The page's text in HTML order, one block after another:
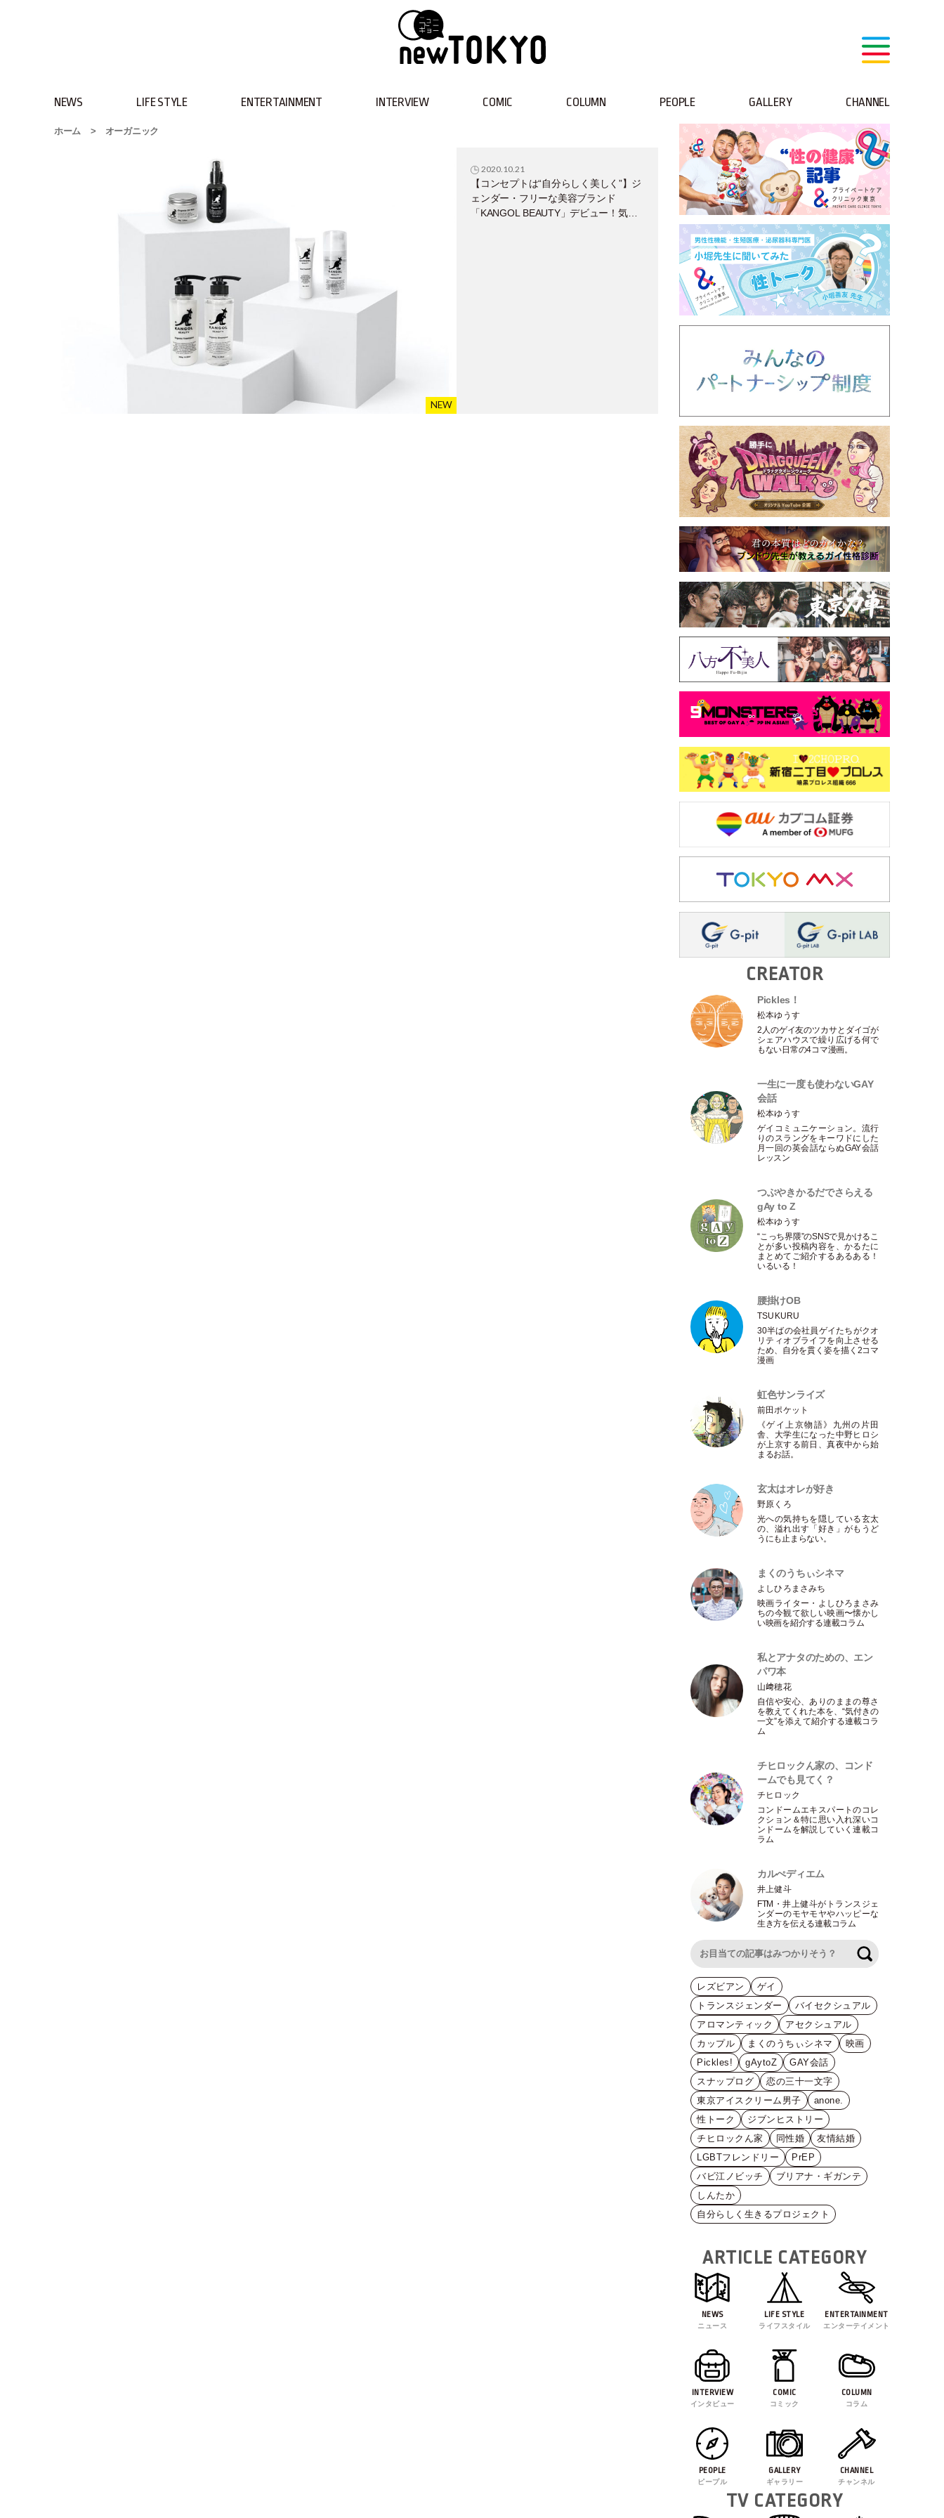
NEWS LIFE STYLE ENTERTAINMENT INTERVIEW COMIC COLUMN PEOPLE GALLERY CHANNEL
ホーム > オーガニック
2020.10.21
【コンセプトは“自分らしく美しく”】ジ
ェンダー・フリーな美容ブランド
「KANGOL BEAUTY」デビュー！気に
CREATOR
Pickles！
松本ゆうす
2人のゲイ友のツカサとダイゴが
シェアハウスで繰り広げる何で
もない日常の4コマ漫画。
一生に一度も使わないGAY
会話
松本ゆうす
ゲイコミュニケーション。流行
りのスラングをキーワドにした
月一回の英会話ならぬGAY会話
レッスン
つぶやきかるだでさらえる
gAy to Z
松本ゆうす
“こっち界隈”のSNSで見かけるこ
とが多い投稿内容を、かるたに
まとめてご紹介するあるある！
いるいる！
腰掛けOB
TSUKURU
30半ばの会社員ゲイたちがクオ
リティオブライフを向上させる
ため、自分を貫く姿を描く2コマ
漫画
虹色サンライズ
前田ポケット
《ゲイ上京物語》九州の片田
舎、大学生になった中野ヒロシ
が上京する前日、真夜中から始
まるお話。
玄太はオレが好き
野原くろ
光への気持ちを隠している玄太
の、溢れ出す 「好き 」がもうど
うにも止まらない。
まくのうちぃシネマ
よしひろまさみち
映画ライター ・ よしひろまさみ
ちの今観て欲しい映画〜懐かし
い映画を紹介する連載コラム
私とアナタのための、エン
パワ本
山﨑穂花
自信や安心、ありのままの尊さ
を教えてくれた本を、“気付きの
一文”を添えて紹介する連載コラ
ム
チヒロックん家の、コンド
ームでも見てく？
チヒロック
コンドームエキスパートのコレ
クション＆特に思い入れ深いコ
ンドームを解説していく連載コ
ラム
カルぺディエム
井上健斗
FTM ・井上健斗がトランスジェ
ンダーのモヤモヤやハッピーな
生き方を伝える連載コラム
レズビアン
ゲイ
トランスジェンダー
バイセクシュアル
アロマンティック
アセクシュアル
カップル
まくのうちぃシネマ
映画
Pickles!
gAytoZ
GAY会話
スナップログ
恋の三十一文字
東京アイスクリーム男子
anone.
性トーク
ジブンヒストリー
チヒロックん家
同性婚
友情結婚
LGBTフレンドリー
PrEP
バビ江ノビッチ
ブリアナ・ギガンテ
しんたか
自分らしく生きるプロジェクト
ARTICLE CATEGORY
NEWS
ニュース
LIFE STYLE
ライフスタイル
ENTERTAINMENT
エンターテイメント
INTERVIEW
インタビュー
COMIC
コミック
COLUMN
コラム
PEOPLE
ピープル
GALLERY
ギャラリー
CHANNEL
チャンネル
TV CATEGORY